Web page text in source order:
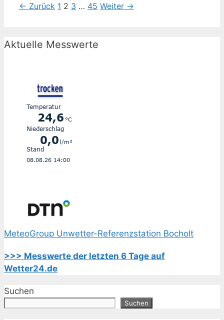
← Zurück Seite
1 Seite
2 Seite
3 … Seite
45 Weiter →
Aktuelle Messwerte
MeteoGroup Unwetter-Referenzstation Bocholt
>>> Messwerte der letzten 6 Tage auf
Wetter24.de
Suchen
Suchen